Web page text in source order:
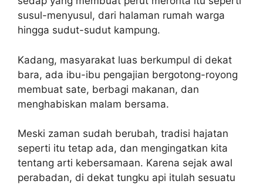
susul-menyusul, dari halaman rumah warga
hingga sudut-sudut kampung.
Kadang, masyarakat luas berkumpul di dekat
bara, ada ibu-ibu pengajian bergotong-royong
membuat sate, berbagi makanan, dan
menghabiskan malam bersama.
Meski zaman sudah berubah, tradisi hajatan
seperti itu tetap ada, dan mengingatkan kita
tentang arti kebersamaan. Karena sejak awal
perabadan, di dekat tungku api itulah sesuatu